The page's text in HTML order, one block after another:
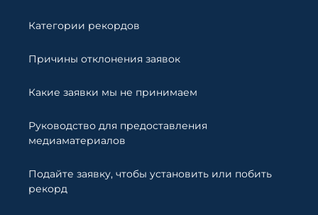
Категории рекордов
Причины отклонения заявок
Какие заявки мы не принимаем
Руководство для предоставления
медиаматериалов
Подайте заявку, чтобы установить или побить
рекорд